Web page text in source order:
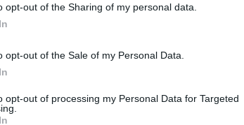
opt-out of the Sharing of my personal data.
opt-out of the Sale of my Personal Data.
opt-out of processing my Personal Data for Targeted